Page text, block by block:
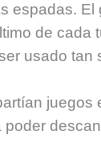
espadas.
de cada
usado